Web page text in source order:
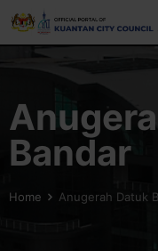
Skip
Bandar
Home Anugerah Datuk